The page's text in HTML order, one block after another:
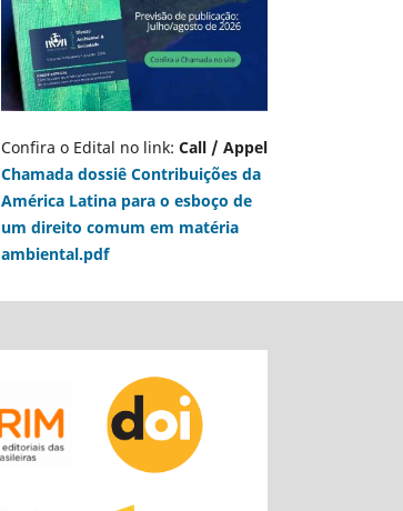
Confira o Edital no link: Call / Appel
Chamada dossiê Contribuições da
América Latina para o esboço de
um direito comum em matéria
ambiental.pdf